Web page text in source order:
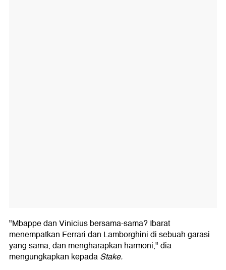
"Mbappe dan Vinicius bersama-sama? Ibarat
menempatkan Ferrari dan Lamborghini di sebuah garasi
yang sama, dan mengharapkan harmoni," dia
mengungkapkan kepadaStake.